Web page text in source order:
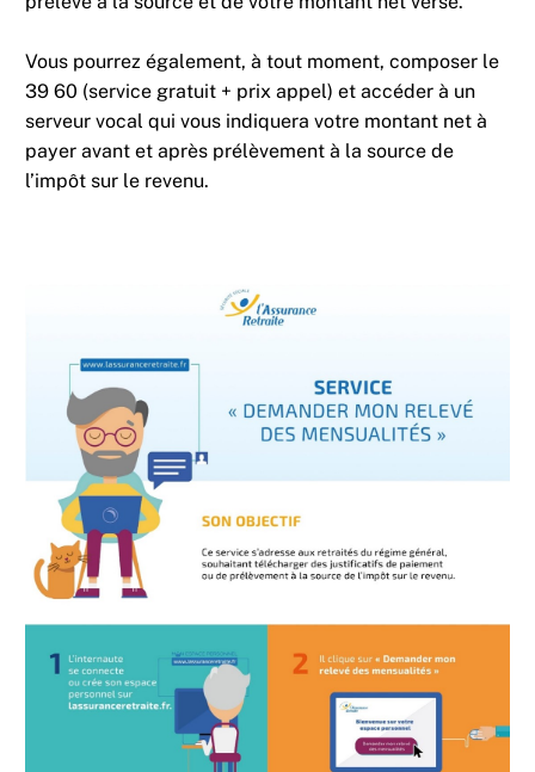
Vous pourrez également, à tout moment, composer le
39 60 (service gratuit + prix appel) et accéder à un
serveur vocal qui vous indiquera votre montant net à
payer avant et après prélèvement à la source de
l’impôt sur le revenu.